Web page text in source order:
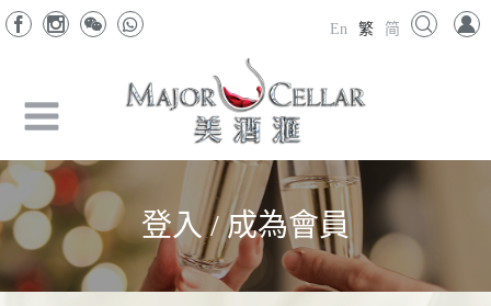
En 繁 简
登入 / 成為會員